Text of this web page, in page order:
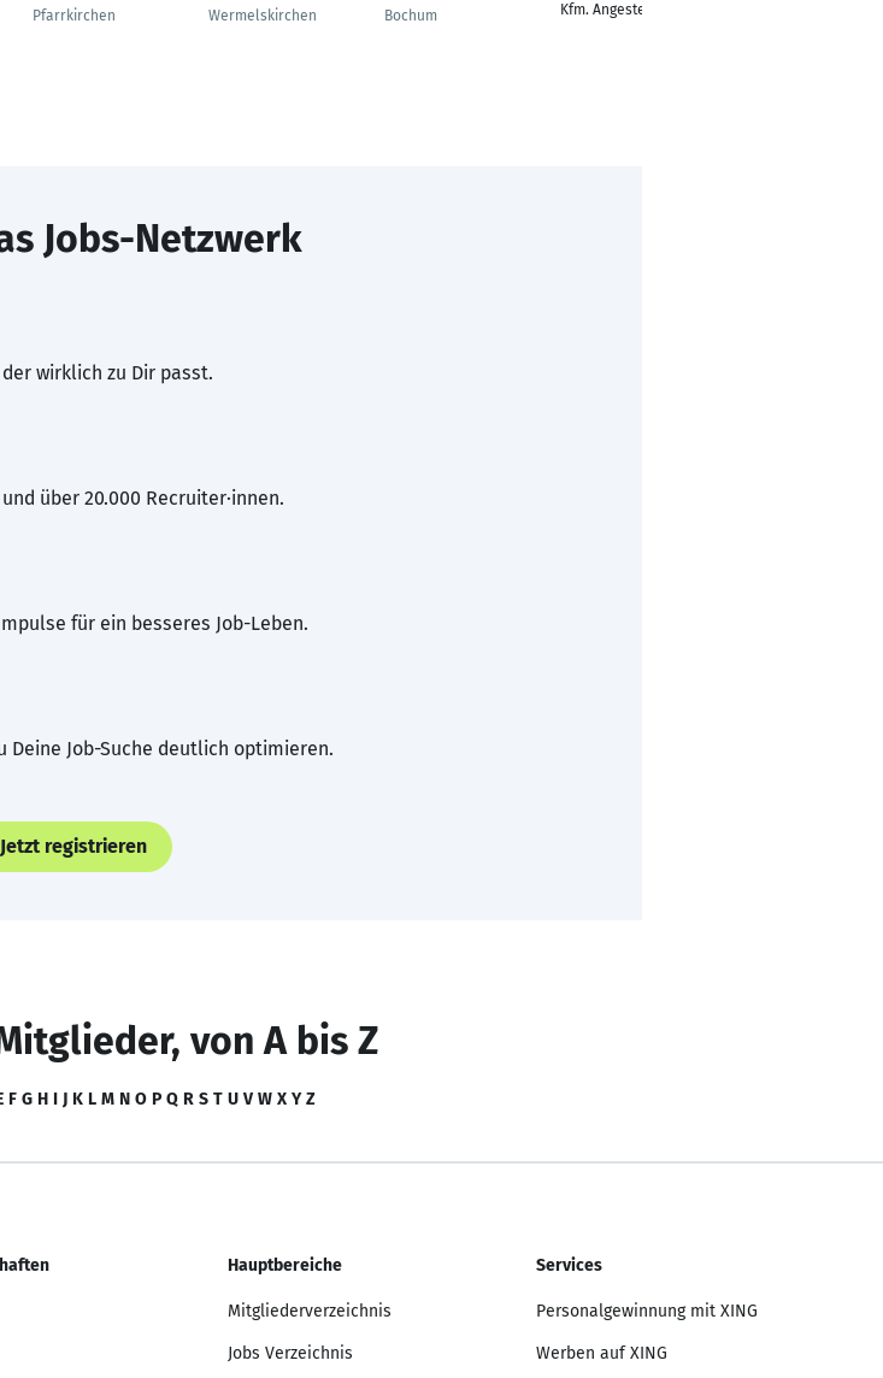
Pfarrkirchen
Wermelskirchen
Bochum
Kfm. Angestellte
Jobs-Netzwerk
wirklich zu Dir passt.
über 20.000 Recruiter·innen.
für ein besseres Job-Leben.
Deine Job-Suche deutlich optimieren.
Jetzt registrieren
von A bis Z
F G H I J K L M N O P Q R S T U V W X Y Z
Hauptbereiche
Mitgliederverzeichnis
Jobs Verzeichnis
Services
Personalgewinnung mit XING
Werben auf XING